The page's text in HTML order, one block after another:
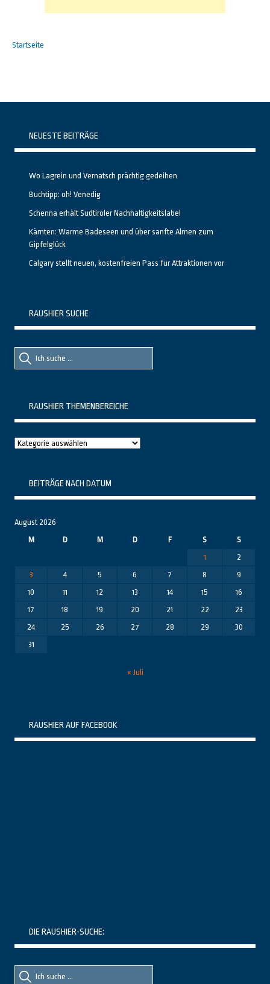
Startseite
NEUESTE BEITRÄGE
Wo Lagrein und Vernatsch prächtig gedeihen
Buchtipp: oh! Venedig
Schenna erhält Südtiroler Nachhaltigkeitslabel
Kärnten: Warme Badeseen und über sanfte Almen zum
Gipfelglück
Calgary stellt neuen, kostenfreien Pass für Attraktionen vor
RAUSHIER SUCHE
Suche
nach::
Suche
nach:
RAUSHIER THEMENBEREICHE
Raushier
BEITRÄGE NACH DATUM
August 2026
M
D M D F S
S
1
2
3
4 5 6 7 8
9
10
11 12 13 14 15
16
17
18 19 20 21 22
23
24
25 26 27 28 29
30
31
« Juli
RAUSHIER AUF FACEBOOK
DIE RAUSHIER-SUCHE:
Suche
nach::
Suche
nach: